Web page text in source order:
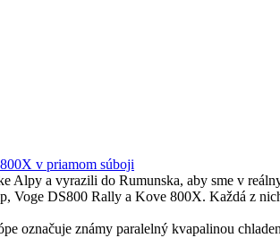
v priamom súboji
Alpy a vyrazili do Rumunska, aby sme v
Voge DS800 Rally a Kove 800X. Každá z
označuje známy paralelný kvapalinou